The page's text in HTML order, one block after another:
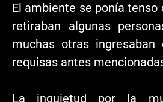
El ambiente se ponía tenso
retiraban algunas
muchas otras
requisas antes
La inquietud por la